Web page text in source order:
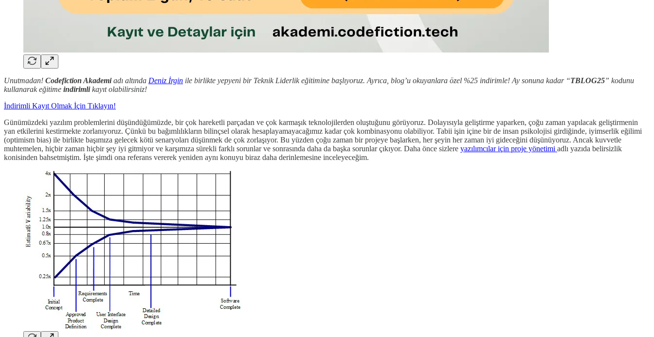
Unutmadan! Codefiction Akademiadı altında Deniz İrgin ile birlikte yepyeni bir Teknik Liderlik eğitimine başlıyoruz. Ayrıca, blog’u okuyanlara özel %25 indirimle! Ay sonuna kadar “TBLOG25” kodunu
kullanarak eğitime indirimlikayıt olabilirsiniz!
İndirimli Kayıt Olmak İçin Tıklayın!
Günümüzdeki yazılım problemlerini düşündüğümüzde, bir çok hareketli parçadan ve çok karmaşık teknolojilerden oluştuğunu görüyoruz. Dolayısıyla geliştirme yaparken, çoğu zaman yapılacak geliştirmenin
yan etkilerini kestirmekte zorlanıyoruz. Çünkü bu bağımlılıkların bilinçsel olarak hesaplayamayacağımız kadar çok kombinasyonu olabiliyor. Tabii işin içine bir de insan psikolojisi girdiğinde, iyimserlik eğilimi
(optimism bias) ile birlikte başımıza gelecek kötü senaryoları düşünmek de çok zorlaşıyor. Bu yüzden çoğu zaman bir projeye başlarken, her şeyin her zaman iyi gideceğini düşünüyoruz. Ancak kuvvetle
muhtemelen, hiçbir zaman hiçbir şey iyi gitmiyor ve karşımıza sürekli farklı sorunlar ve sonrasında daha da başka sorunlar çıkıyor. Daha önce sizlere yazılımcılar için proje yönetimi adlı yazıda belirsizlik
konisinden bahsetmiştim. İşte şimdi ona referans vererek yeniden aynı konuyu biraz daha derinlemesine inceleyeceğim.